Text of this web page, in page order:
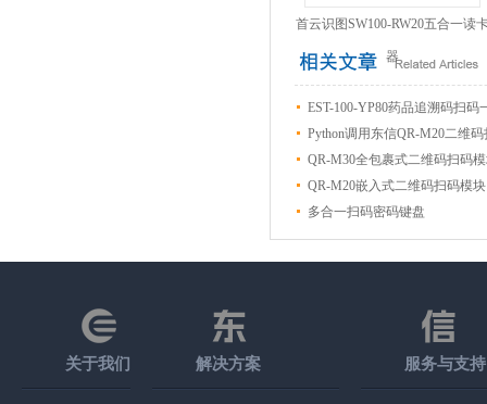
首云识图SW100-RW20五合一读
器
EST-100-YP80药品追溯码扫码
Python调用东信QR-M20二维
QR-M30全包裹式二维码扫码
QR-M20嵌入式二维码扫码模块
多合一扫码密码键盘
关于我们 解决方案 服务与支持